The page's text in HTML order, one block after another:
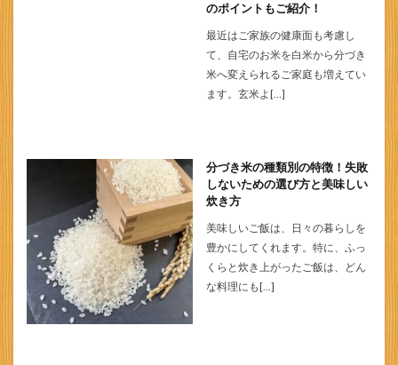
のポイントもご紹介！
最近はご家族の健康面も考慮し
て、自宅のお米を白米から分づき
米へ変えられるご家庭も増えてい
ます。玄米よ[…]
分づき米の種類別の特徴！失敗
しないための選び方と美味しい
炊き方
美味しいご飯は、日々の暮らしを
豊かにしてくれます。特に、ふっ
くらと炊き上がったご飯は、どん
な料理にも[…]